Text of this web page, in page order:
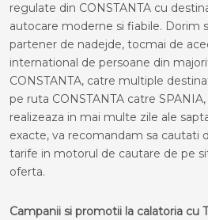
regulate din CONSTANTA cu
autocare moderne si fiabile. Dorim
partener de nadejde, tocmai de
international de persoane din
CONSTANTA, catre multiple
pe ruta CONSTANTA catre SPANIA,
realizeaza in mai multe zile ale
exacte, va recomandam sa cautati
tarife in motorul de cautare de pe
oferta.
Campanii si promotii la calatoria cu